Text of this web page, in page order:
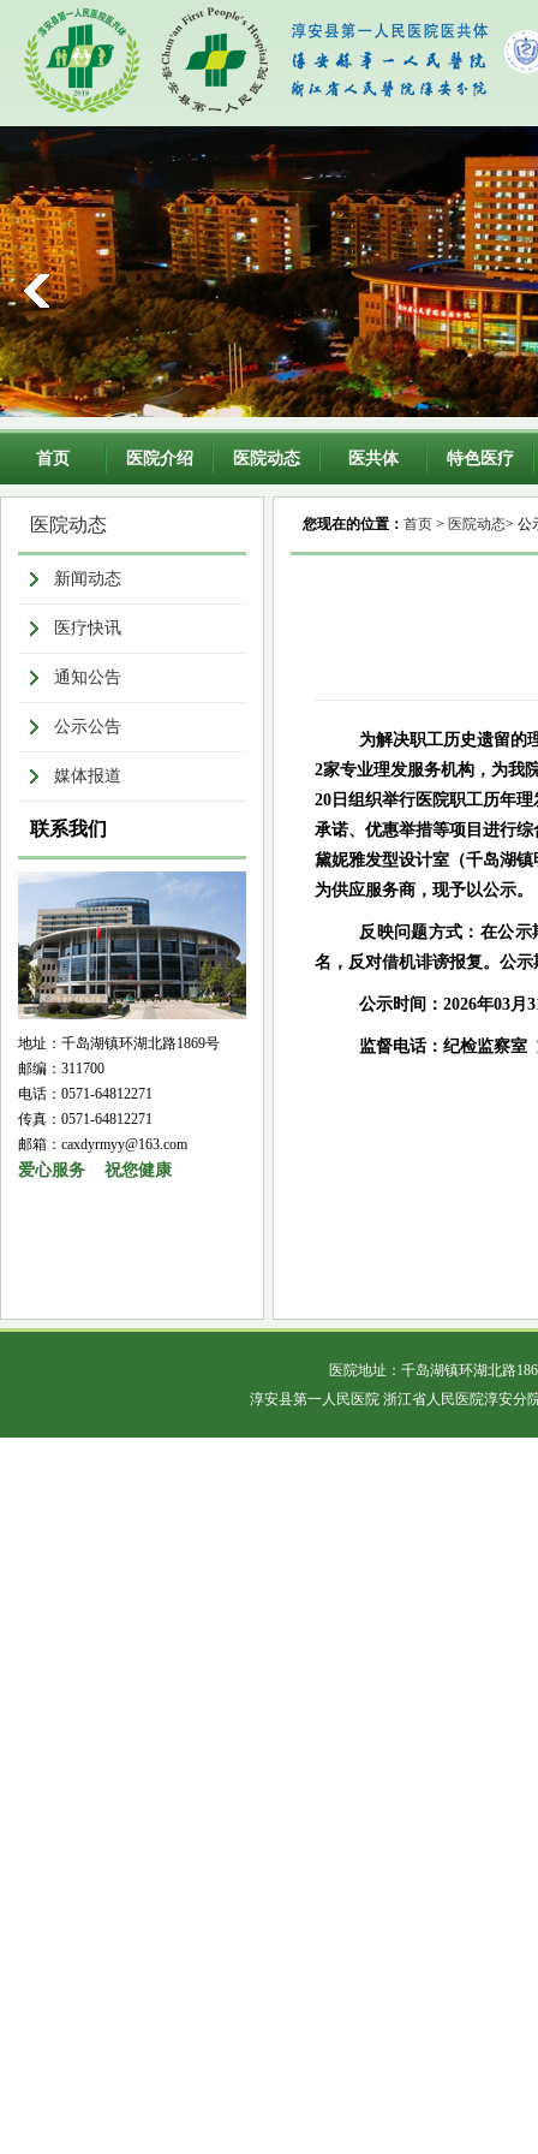
首页 医院介绍 医院动态 医共体 特色医疗
医院动态
新闻动态
医疗快讯
通知公告
公示公告
媒体报道
联系我们
地址：千岛湖镇环湖北路1869号
邮编：311700
电话：0571-64812271
传真：0571-64812271
邮箱：caxdyrmyy@163.com
爱心服务 祝您健康
您现在的位置： 首页 > 医院动态> 公
为解决职工历史遗留的
2家专业理发服务机构，为我
20日组织举行医院职工历年
承诺、优惠举措等项目进行
黛妮雅发型设计室（千岛湖镇
为供应服务商，现予以公示。
反映问题方式：在公
名，反对借机诽谤报复。公
公示时间：2026年03月
监督电话：纪检监察室
医院地址：千岛湖镇环湖北路
淳安县第一人民医院 浙江省人民医院淳安分